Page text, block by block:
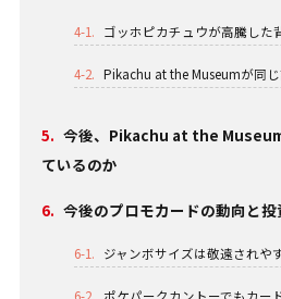
4-1. ゴッホピカチュウが高騰した
4-2. Pikachu at the Museumが同
5. 今後、Pikachu at the
ているのか
6. 今後のプロモカードの動向と
6-1. ジャンボサイズは敬遠されや
6-2. ポケパークカントーでもカー